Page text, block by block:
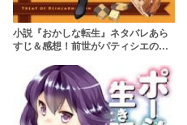
小説『おかしな転生』ネタバレあら
すじ＆感想！前世がパティシエの転